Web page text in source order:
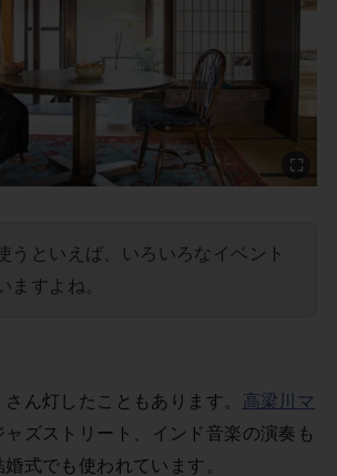
うといえば、いろいろなイベント
ますよね。
ん灯したこともあります。 高梁川マ
ャズストリート、インド音楽の演奏も
式でも使われています。